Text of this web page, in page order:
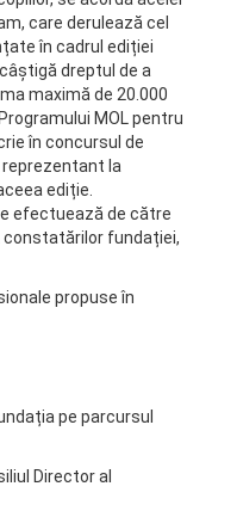
care derulează cel
în cadrul ediției
dreptul de a
maximă de 20.000
MOL pentru
în concursul de
reprezentant la
ediție.
efectuează de către
constatărilor fundației,
propuse în
pe parcursul
Director al